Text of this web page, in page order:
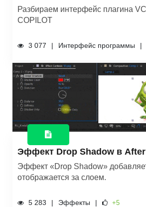
Разбираем интерфейс плагина
COPILOT
3 077 Интерфейс программы
Эффект Drop Shadow в
Эффект «Drop Shadow»
отображается за слоем.
5 283 Эффекты +5